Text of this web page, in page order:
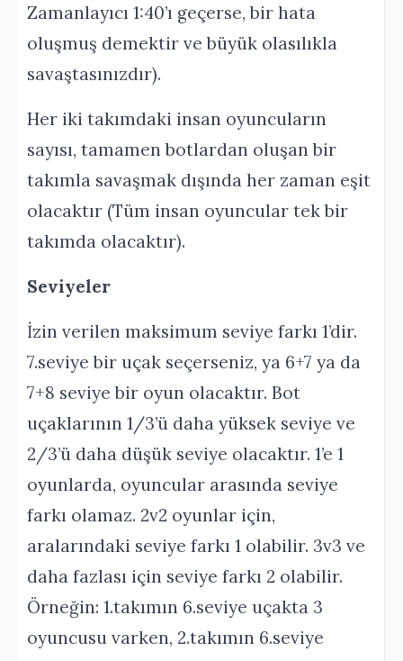
Zamanlayıcı 1:40’ı geçerse, bir hata
oluşmuş demektir ve büyük olasılıkla
savaştasınızdır).
Her iki takımdaki insan oyuncuların
sayısı, tamamen botlardan oluşan bir
takımla savaşmak dışında her zaman eşit
olacaktır (Tüm insan oyuncular tek bir
takımda olacaktır).
Seviyeler
İzin verilen maksimum seviye farkı 1’dir.
7.seviye bir uçak seçerseniz, ya 6+7 ya da
7+8 seviye bir oyun olacaktır. Bot
uçaklarının 1/3’ü daha yüksek seviye ve
2/3’ü daha düşük seviye olacaktır. 1’e 1
oyunlarda, oyuncular arasında seviye
farkı olamaz. 2v2 oyunlar için,
aralarındaki seviye farkı 1 olabilir. 3v3 ve
daha fazlası için seviye farkı 2 olabilir.
Örneğin: 1.takımın 6.seviye uçakta 3
oyuncusu varken, 2.takımın 6.seviye